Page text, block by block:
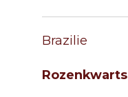
Brazilie
Rozenkwarts